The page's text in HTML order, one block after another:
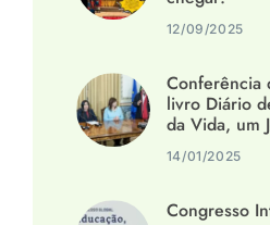
12/09/2025
Conferência
livro Diário
da Vida, um
14/01/2025
Congresso